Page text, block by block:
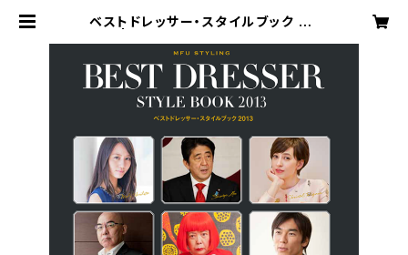
ベストドレッサー・スタイルブック 20